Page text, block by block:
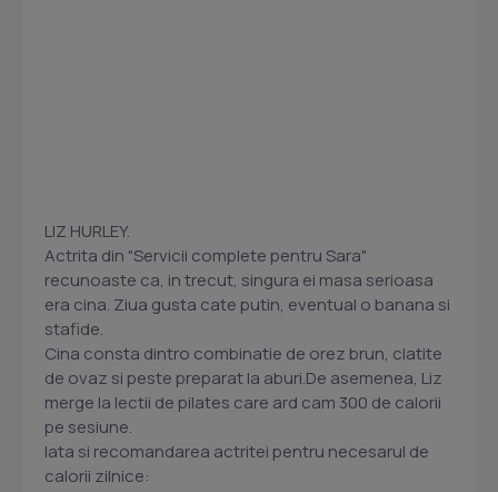
LIZ HURLEY.
Actrita din "Servicii complete pentru Sara"
recunoaste ca, in trecut, singura ei masa serioasa
era cina. Ziua gusta cate putin, eventual o banana si
stafide.
Cina consta dintro combinatie de orez brun, clatite
de ovaz si peste preparat la aburi.De asemenea, Liz
merge la lectii de pilates care ard cam 300 de calorii
pe sesiune.
Iata si recomandarea actritei pentru necesarul de
calorii zilnice: